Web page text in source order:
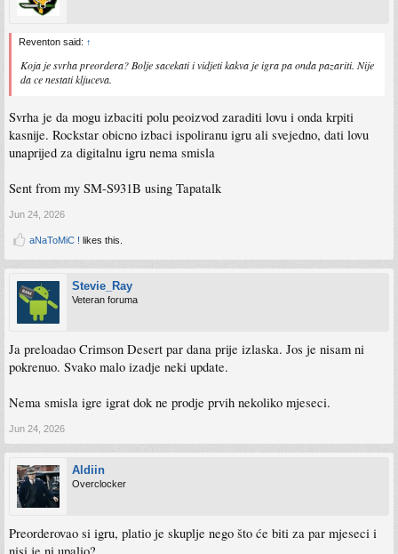
Reventon said: ↑
Koja je svrha preordera? Bolje sacekati i vidjeti kakva je igra pa onda pazariti. Nije
da ce nestati kljuceva.
Svrha je da mogu izbaciti polu peoizvod zaraditi lovu i onda krpiti
kasnije. Rockstar obicno izbaci ispoliranu igru ali svejedno, dati lovu
unaprijed za digitalnu igru nema smisla
Sent from my SM-S931B using Tapatalk
Jun 24, 2026
aNaToMiC ! likes this.
Stevie_Ray
Veteran foruma
Ja preloadao Crimson Desert par dana prije izlaska. Jos je nisam ni
pokrenuo. Svako malo izadje neki update.
Nema smisla igre igrat dok ne prodje prvih nekoliko mjeseci.
Jun 24, 2026
Aldiin
Overclocker
Preorderovao si igru, platio je skuplje nego što će biti za par mjeseci i